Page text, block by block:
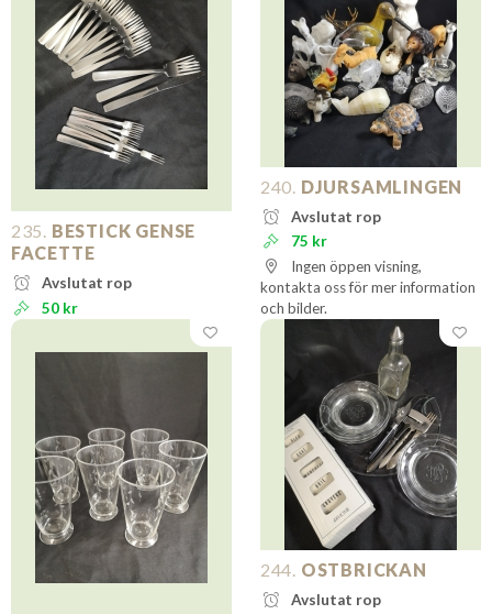
235. BESTICK GENSE
FACETTE
Avslutat rop
50 kr
240. DJURSAMLINGEN
Avslutat rop
75 kr
Ingen öppen visning,
kontakta oss för mer information
och bilder.
244. OSTBRICKAN
Avslutat rop